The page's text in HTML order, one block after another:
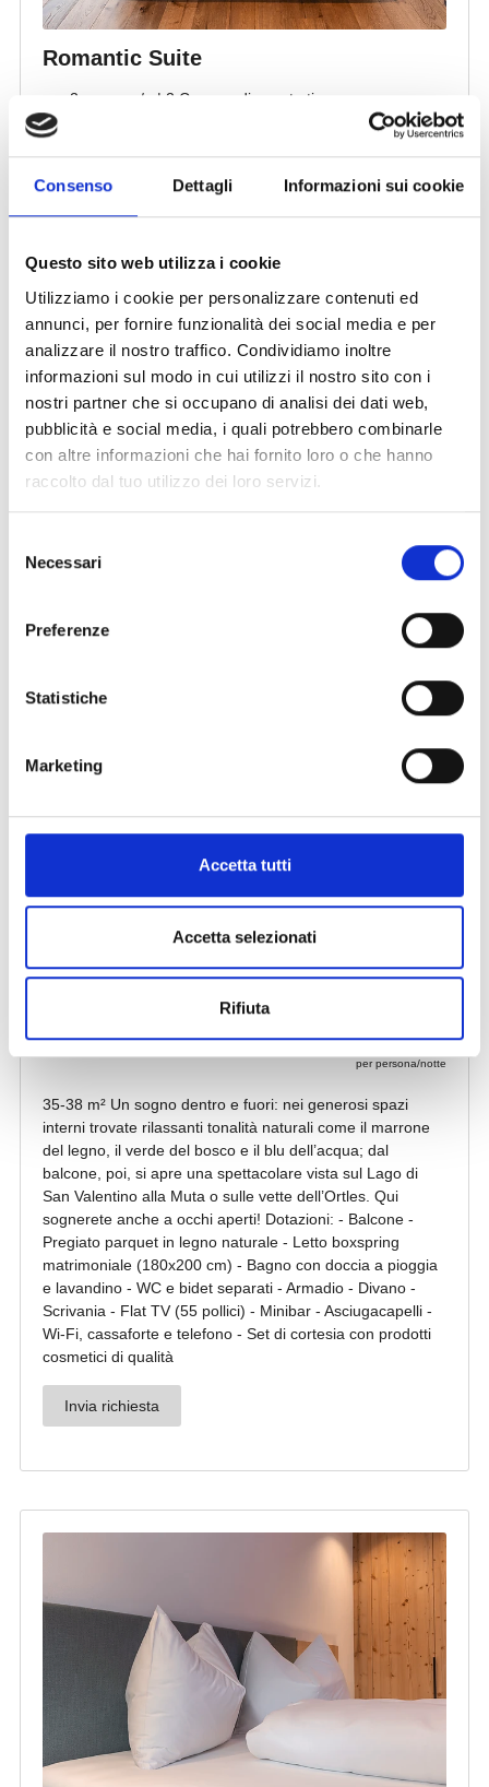
Consenso Dettagli Informazioni sui cookie
Questo sito web utilizza i cookie
Utilizziamo i cookie per personalizzare contenuti ed
annunci, per fornire funzionalità dei social media e per
analizzare il nostro traffico. Condividiamo inoltre
informazioni sul modo in cui utilizzi il nostro sito con i
nostri partner che si occupano di analisi dei dati web,
pubblicità e social media, i quali potrebbero combinarle
con altre informazioni che hai fornito loro o che hanno
raccolto dal tuo utilizzo dei loro servizi.
delNecessari
Preferenze
Statistiche
Marketing
Accetta tutti
Accetta selezionati
Rifiuta